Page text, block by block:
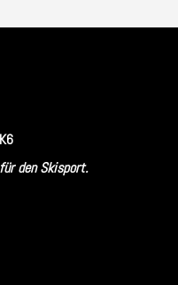
den Skisport.